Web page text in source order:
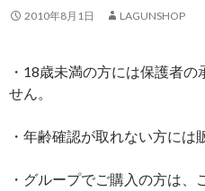
2010年8月1日 LAGUNSHOP
・18歳未満の方には保護者
せん。
・年齢確認が取れない方には
・グループでご購入の方は